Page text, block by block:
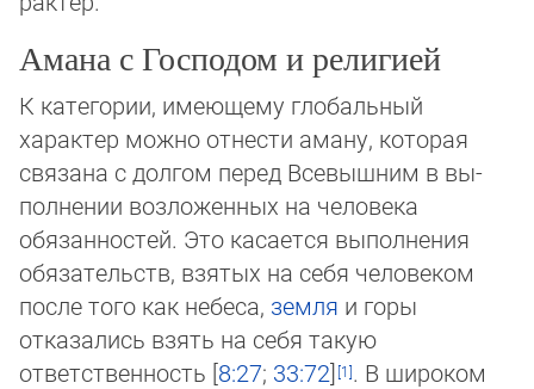
Амана с Господом и религией
К категории, имеющему глобальный
характер можно отнести аману, которая
связана с долгом перед Всевышним в вы­
пол­не­нии возложенных на человека
обязанностей. Это касается выполнения
обязательств, взятых на себя человеком
пос­ле то­го как небеса, земля и горы
отказались взять на себя такую
ответственность [8:27; 33:72]
. В широком